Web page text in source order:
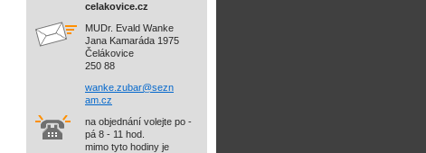
celakovice.cz
MUDr. Evald Wanke
Jana Kamaráda 1975
Čelákovice
250 88
wanke.zubar@sezn
am.cz
na objednání volejte po -
pá 8 - 11 hod.
mimo tyto hodiny je